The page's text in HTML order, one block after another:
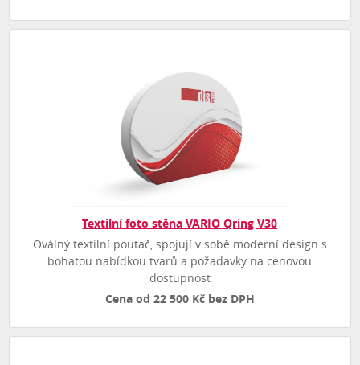
Textilní foto stěna VARIO Qring V30
Oválný textilní poutač, spojují v sobě moderní design s
bohatou nabídkou tvarů a požadavky na cenovou
dostupnost
Cena od 22 500 Kč bez DPH